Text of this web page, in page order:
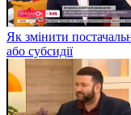
Як змінити
або субсидії